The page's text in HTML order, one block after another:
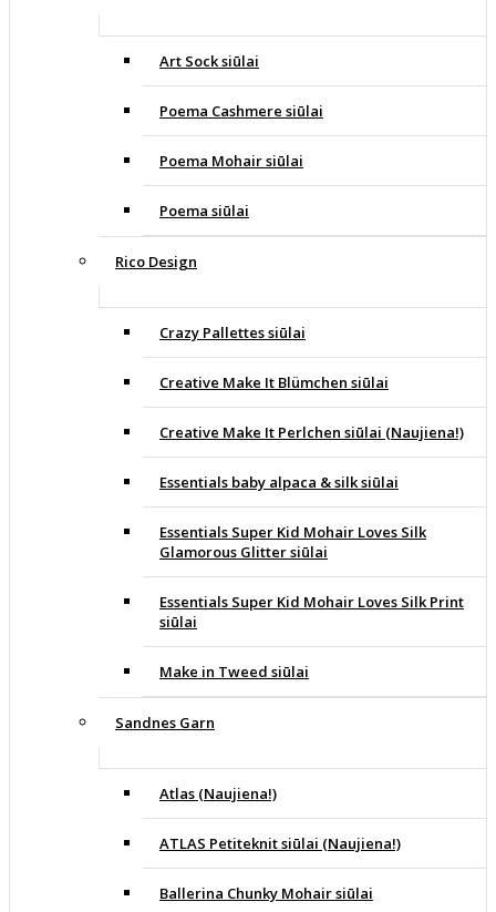
Art Sock siūlai
Poema Cashmere siūlai
Poema Mohair siūlai
Poema siūlai
Rico Design
Crazy Pallettes siūlai
Creative Make It Blümchen siūlai
Creative Make It Perlchen siūlai (Naujiena!)
Essentials baby alpaca & silk siūlai
Essentials Super Kid Mohair Loves Silk
Glamorous Glitter siūlai
Essentials Super Kid Mohair Loves Silk Print
siūlai
Make in Tweed siūlai
Sandnes Garn
Atlas (Naujiena!)
ATLAS Petiteknit siūlai (Naujiena!)
Ballerina Chunky Mohair siūlai